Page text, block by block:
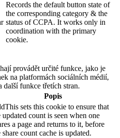
Records the default button state of
the corresponding category & the
status of CCPA. It works only in
coordination with the primary
cookie.
provádět určité funkce, jako je
na platformách sociálních médií,
další funkce třetích stran.
Popis
sets this cookie to ensure that
updated count is seen when one
a page and returns to it, before
share count cache is updated.